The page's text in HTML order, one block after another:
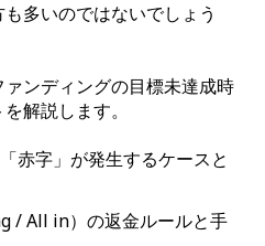
多いのではないでしょう
ンディングの目標未達成時
解説します。
赤字」が発生するケースと
/ All in）の返金ルールと手